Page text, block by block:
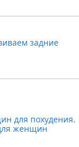
задние
для похудения.
женщин